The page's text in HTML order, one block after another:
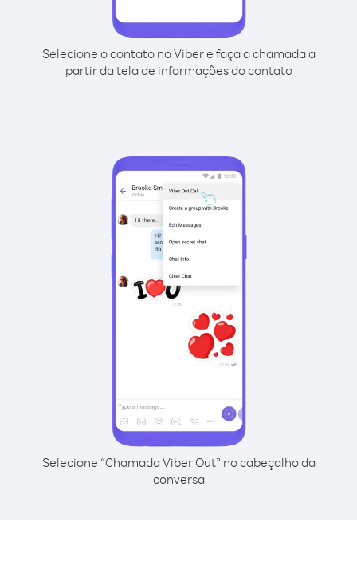
Selecione o contato no Viber e faça a chamada a
partir da tela de informações do contato
Selecione “Chamada Viber Out” no cabeçalho da
conversa